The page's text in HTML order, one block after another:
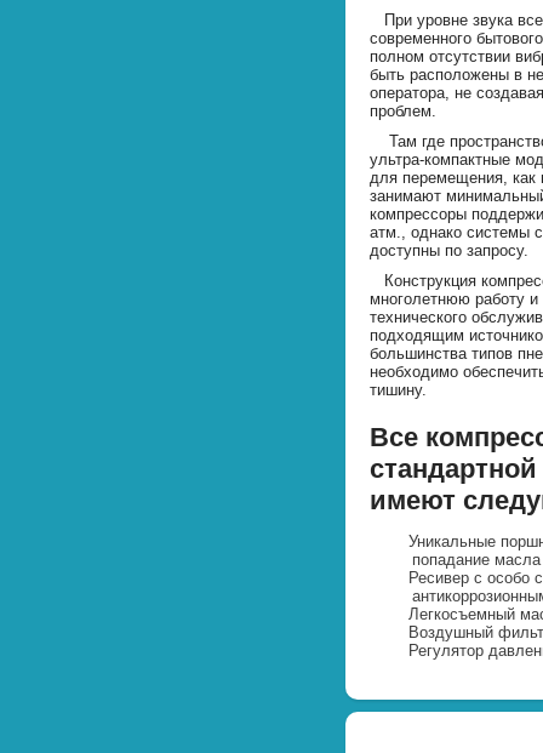
При уровне звука
современного
полном отсутствии
быть расположены в
оператора, не
проблем.
Там где
ультра-компактные
для перемещения, как
занимают
компрессоры
атм., однако системы
доступны по запросу.
Конструкция
многолетнюю работу
технического
подходящим
большинства типов
необходимо
тишину.
Все
имеют
Уникальные
попадание
Ресивер с особо
Легкосъемный
Воздушный
Регулятор